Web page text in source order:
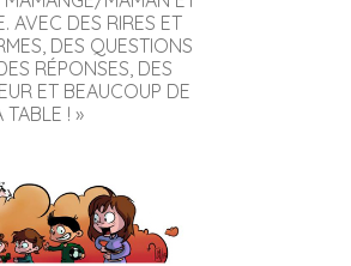
AVEC DES RIRES ET
DES QUESTIONS
RÉPONSES, DES
ET BEAUCOUP DE
TABLE ! »